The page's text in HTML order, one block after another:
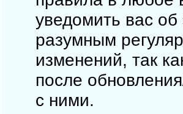
уведомить вас
разумным
изменений, так
после
с ними.